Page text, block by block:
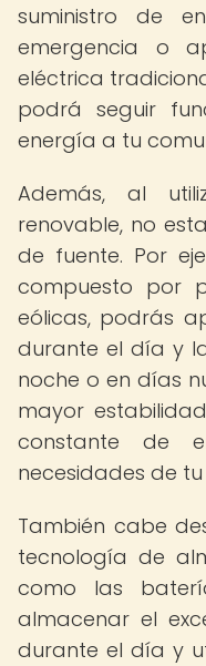
suministro de
emergencia o
eléctrica
podrá seguir
energía a tu
Además, al
renovable, no
de fuente. Por
compuesto por
eólicas, podrás
durante el día y
noche o en días
mayor
constante de
necesidades de
También cabe
tecnología de
como las
almacenar el
durante el día y